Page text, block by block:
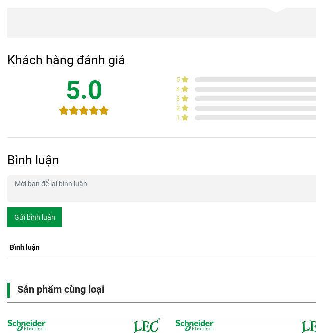
Khách hàng đánh giá
5.0 5
4
3
2
1
Bình luận
Gửi bình luận
Bình luận
Sản phẩm cùng loại